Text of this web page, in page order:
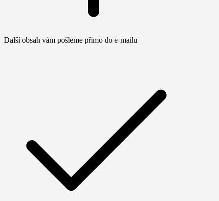
Další obsah vám pošleme přímo do e-mailu